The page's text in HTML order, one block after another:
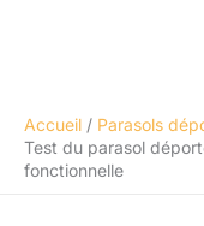
Accueil
Parasols
Test du parasol
fonctionnelle